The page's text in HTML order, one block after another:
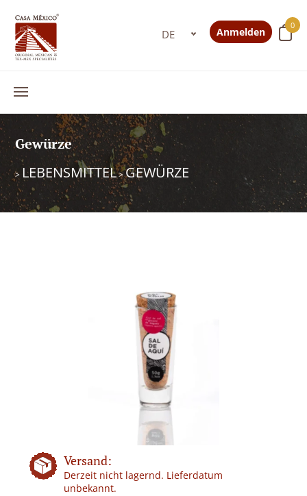
0
Anmelden
Gewürze
> LEBENSMITTEL>GEWÜRZE
Versand:
Derzeit nicht lagernd. Lieferdatum
unbekannt.